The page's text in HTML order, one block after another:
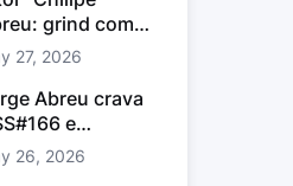
grind com
estudo e
inteligente
27, 2026
Abreu crava
e
prémio
na WPN
26, 2026